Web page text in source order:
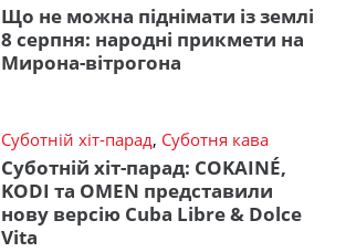
Що не можна піднімати із землі
8 серпня: народні прикмети на
Мирона-вітрогона
Суботній хіт-парад, Суботня кава
Суботній хіт-парад: COKAINÉ,
KODI та OMEN представили
нову версію Cuba Libre & Dolce
Vita